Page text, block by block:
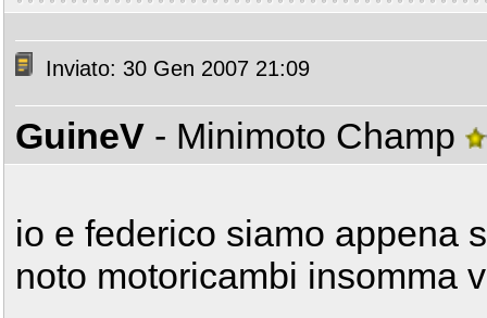
Inviato: 30 Gen 2007 21:09
GuineV - Minimoto Champ
io e federico siamo appena
noto motoricambi insomma